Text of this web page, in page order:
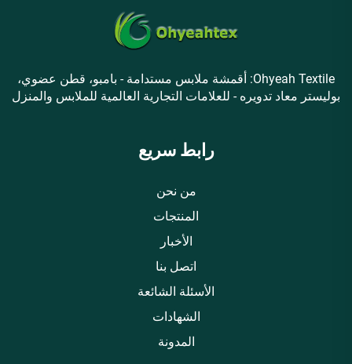
Ohyeah Textile: أقمشة ملابس مستدامة - بامبو، قطن عضوي،
بوليستر معاد تدويره - للعلامات التجارية العالمية للملابس والمنزل
رابط سريع
من نحن
المنتجات
الأخبار
اتصل بنا
الأسئلة الشائعة
الشهادات
المدونة